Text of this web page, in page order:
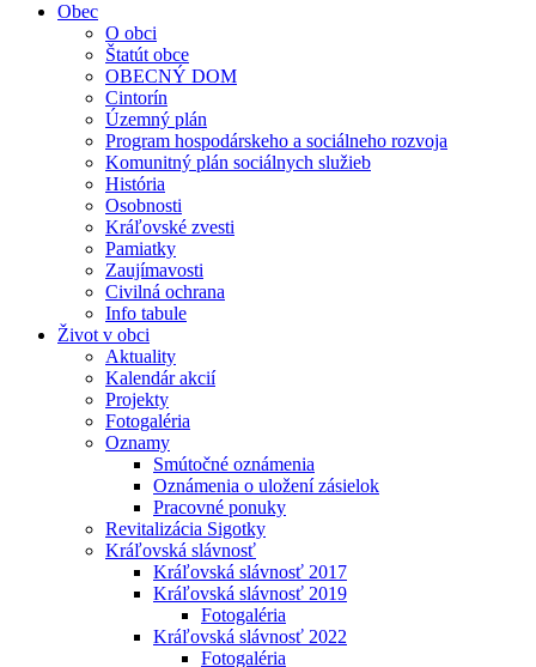
Obec
O obci
Štatút obce
OBECNÝ DOM
Cintorín
Územný plán
Program hospodárskeho a sociálneho rozvoja
Komunitný plán sociálnych služieb
História
Osobnosti
Kráľovské zvesti
Pamiatky
Zaujímavosti
Civilná ochrana
Info tabule
Život v obci
Aktuality
Kalendár akcií
Projekty
Fotogaléria
Oznamy
Smútočné oznámenia
Oznámenia o uložení zásielok
Pracovné ponuky
Revitalizácia Sigotky
Kráľovská slávnosť
Kráľovská slávnosť 2017
Kráľovská slávnosť 2019
Fotogaléria
Kráľovská slávnosť 2022
Fotogaléria